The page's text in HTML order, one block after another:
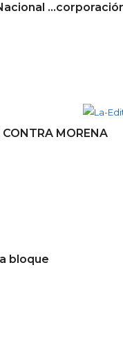
MORENA
bloque